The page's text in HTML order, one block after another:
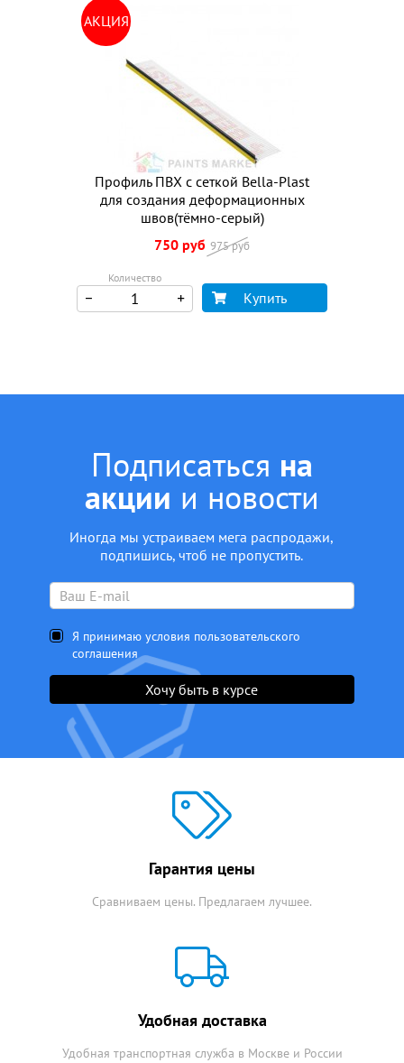
АКЦИЯ
Профиль ПВХ с сеткой Bella-Plast
для создания деформационных
швов(тёмно-серый)
750 руб 975 руб
Количество
Купить
Подписаться на
акции и новости
Иногда мы устраиваем мега распродажи,
подпишись, чтоб не пропустить.
Я принимаю условия пользовательского
соглашения
Хочу быть в курсе
Гарантия цены
Сравниваем цены. Предлагаем лучшее.
Удобная доставка
Удобная транспортная служба в Москве и России